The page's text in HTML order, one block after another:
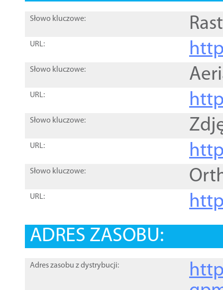
Słowo kluczowe:
URL:
Słowo kluczowe:
URL:
Słowo kluczowe:
URL:
Słowo kluczowe:
URL:
ADRES ZASOBU:
Adres zasobu z dystrybucji: